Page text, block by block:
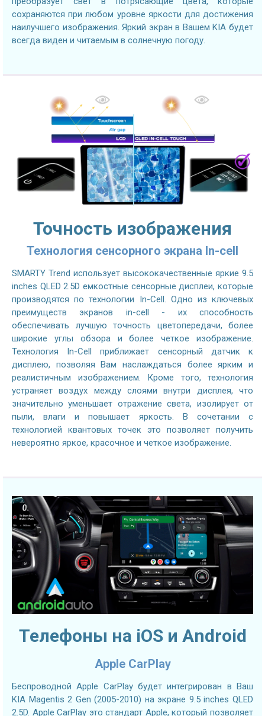
сохраняются при любом уровне яркости для достижения
наилучшего изображения. Яркий экран в Вашем KIA будет
всегда виден и читаемым в солнечную погоду.
Точность изображения
Технология сенсорного экрана In-cell
SMARTY Trend использует высококачественные яркие 9.5
inches QLED 2.5D емкостные сенсорные дисплеи, которые
производятся по технологии In-Cell. Одно из ключевых
преимуществ экранов in-cell - их способность
обеспечивать лучшую точность цветопередачи, более
широкие углы обзора и более четкое изображение.
Технология In-Cell приближает сенсорный датчик к
дисплею, позволяя Вам наслаждаться более ярким и
реалистичным изображением. Кроме того, технология
устраняет воздух между слоями внутри дисплея, что
значительно уменьшает отражение света, изолирует от
пыли, влаги и повышает яркость. В сочетании с
технологией квантовых точек это позволяет получить
невероятно яркое, красочное и четкое изображение.
Телефоны на iOS и Android
Apple CarPlay
Беспроводной Apple CarPlay будет интегрирован в Ваш
KIA Magentis 2 Gen (2005-2010) на экране 9.5 inches QLED
2.5D. Apple CarPlay это стандарт Apple, который позволяет